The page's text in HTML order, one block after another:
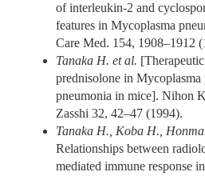
of interleukin-2 and
features in Mycoplasma
Care Med. 154, 1908–1912
Tanaka H. et al.
prednisolone in Mycoplasma
pneumonia in mice]. Nihon
Zasshi 32, 42–47 (1994).
Tanaka H., Koba H.,
Relationships between
mediated immune response